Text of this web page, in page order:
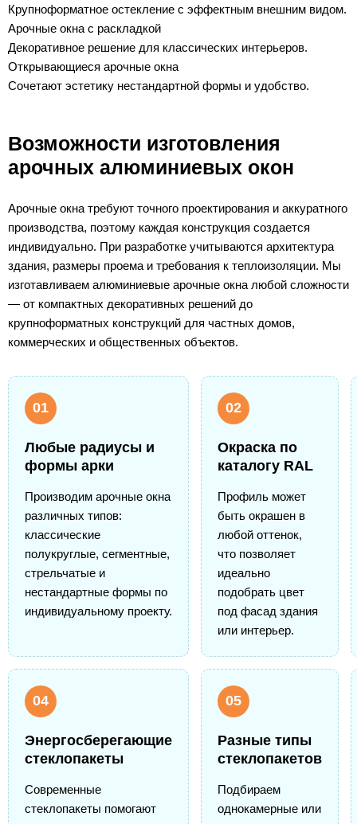
Крупноформатное остекление с эффектным внешним видом.
Арочные окна с раскладкой
Декоративное решение для классических интерьеров.
Открывающиеся арочные окна
Сочетают эстетику нестандартной формы и удобство.
Возможности изготовления
арочных алюминиевых окон
Арочные окна требуют точного проектирования и аккуратного
производства, поэтому каждая конструкция создается
индивидуально. При разработке учитываются архитектура
здания, размеры проема и требования к теплоизоляции. Мы
изготавливаем алюминиевые арочные окна любой сложности
— от компактных декоративных решений до
крупноформатных конструкций для частных домов,
коммерческих и общественных объектов.
01
Любые радиусы и
формы арки
Производим арочные окна
различных типов:
классические
полукруглые, сегментные,
стрельчатые и
нестандартные формы по
индивидуальному проекту.
02
Окраска по
каталогу RAL
Профиль может
быть окрашен в
любой оттенок,
что позволяет
идеально
подобрать цвет
под фасад здания
или интерьер.
04
Энергосберегающие
стеклопакеты
Современные
стеклопакеты помогают
05
Разные типы
стеклопакетов
Подбираем
однокамерные или